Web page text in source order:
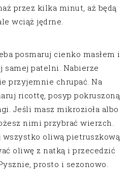
przez kilka minut, aż będą
wciąż jędrne.
posmaruj cienko masłem i
patelni. Nabierze
przyjemnie chrupać. Na
ricottę, posyp pokruszoną
Jeśli masz mikrozioła albo
nimi przybrać wierzch.
wszystko oliwą pietruszkową
oliwę z natką i przecedzić
prosto i sezonowo.